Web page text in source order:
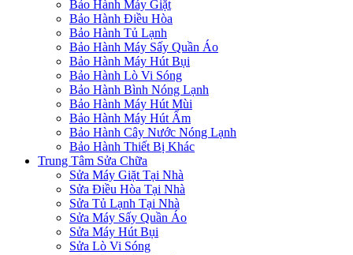
Bảo Hành Máy Giặt
Bảo Hành Điều Hòa
Bảo Hành Tủ Lạnh
Bảo Hành Máy Sấy Quần Áo
Bảo Hành Máy Hút Bụi
Bảo Hành Lò Vi Sóng
Bảo Hành Bình Nóng Lạnh
Bảo Hành Máy Hút Mùi
Bảo Hành Máy Hút Ẩm
Bảo Hành Cây Nước Nóng Lạnh
Bảo Hành Thiết Bị Khác
Trung Tâm Sửa Chữa
Sửa Máy Giặt Tại Nhà
Sửa Điều Hòa Tại Nhà
Sửa Tủ Lạnh Tại Nhà
Sửa Máy Sấy Quần Áo
Sửa Máy Hút Bụi
Sửa Lò Vi Sóng